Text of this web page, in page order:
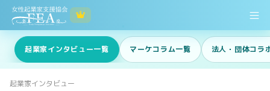
起業家インタビュー一覧 マーケコラム一覧 法人・団体コラ
起業家インタビュー